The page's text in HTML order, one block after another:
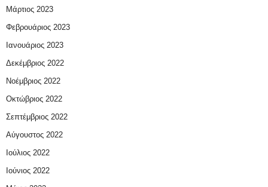
Μάρτιος 2023
Φεβρουάριος 2023
Ιανουάριος 2023
Δεκέμβριος 2022
Νοέμβριος 2022
Οκτώβριος 2022
Σεπτέμβριος 2022
Αύγουστος 2022
Ιούλιος 2022
Ιούνιος 2022